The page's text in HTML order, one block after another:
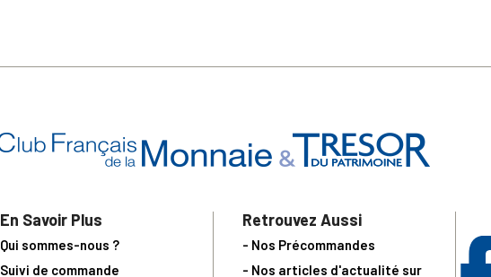
En Savoir Plus
Qui sommes-nous ?
Suivi de commande
Retrouvez Aussi
- Nos Précommandes
- Nos articles d'actualité sur